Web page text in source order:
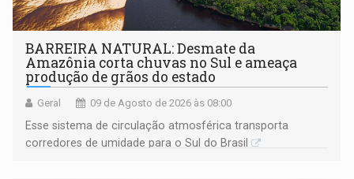
BARREIRA NATURAL: Desmate da
Amazônia corta chuvas no Sul e ameaça
produção de grãos do estado
Geral 09 de Agosto de 2026 às 08:00
Esse sistema de circulação atmosférica transporta
corredores de umidade para o Sul do Brasil